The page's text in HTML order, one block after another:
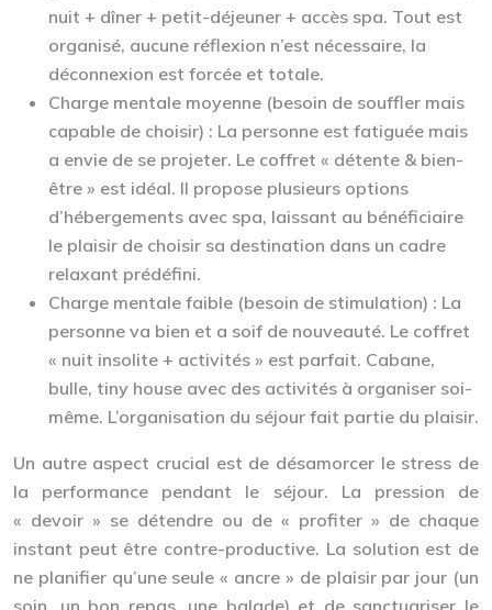
nuit + dîner + petit-déjeuner + accès spa. Tout est
organisé, aucune réflexion n’est nécessaire, la
déconnexion est forcée et totale.
Charge mentale moyenne (besoin de souffler mais
capable de choisir) : La personne est fatiguée mais
a envie de se projeter. Le coffret « détente & bien-
être » est idéal. Il propose plusieurs options
d’hébergements avec spa, laissant au bénéficiaire
le plaisir de choisir sa destination dans un cadre
relaxant prédéfini.
Charge mentale faible (besoin de stimulation) : La
personne va bien et a soif de nouveauté. Le coffret
« nuit insolite + activités » est parfait. Cabane,
bulle, tiny house avec des activités à organiser soi-
même. L’organisation du séjour fait partie du plaisir.
Un autre aspect crucial est de désamorcer le stress de
la performance pendant le séjour. La pression de
« devoir » se détendre ou de « profiter » de chaque
instant peut être contre-productive. La solution est de
ne planifier qu’une seule « ancre » de plaisir par jour (un
soin, un bon repas, une balade) et de sanctuariser le